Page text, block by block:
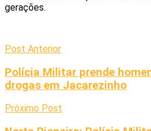
gerações.
Post Anterior
Polícia Militar prende
drogas em Jacarezinho
Próximo Post